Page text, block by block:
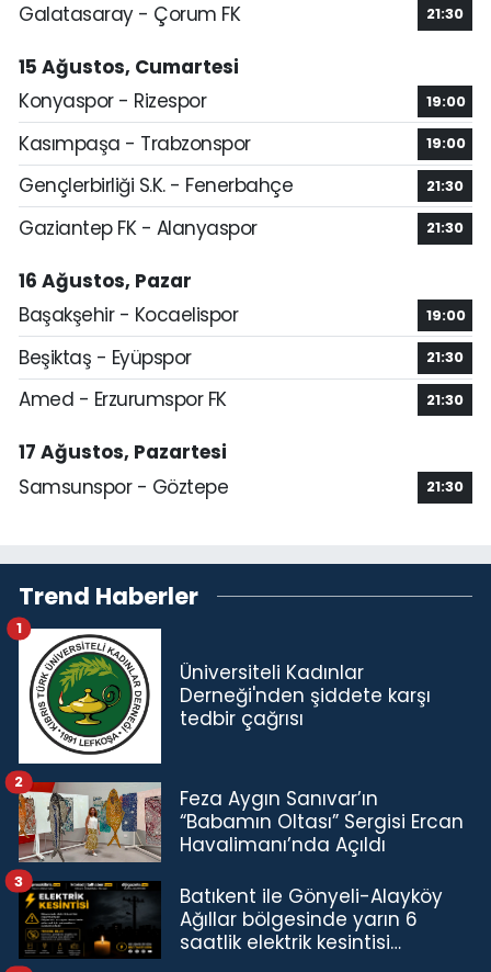
Galatasaray - Çorum FK
21:30
15 Ağustos, Cumartesi
Konyaspor - Rizespor
19:00
Kasımpaşa - Trabzonspor 19:00
Gençlerbirliği S.K. - Fenerbahçe 21:30
Gaziantep FK - Alanyaspor 21:30
16 Ağustos, Pazar
Başakşehir - Kocaelispor
19:00
Beşiktaş - Eyüpspor 21:30
Amed - Erzurumspor FK 21:30
17 Ağustos, Pazartesi
Samsunspor - Göztepe
21:30
Trend Haberler
Üniversiteli Kadınlar
Derneği'nden şiddete karşı
tedbir çağrısı
1
Feza Aygın Sanıvar’ın
“Babamın Oltası” Sergisi Ercan
Havalimanı’nda Açıldı
2
Batıkent ile Gönyeli-Alayköy
Ağıllar bölgesinde yarın 6
saatlik elektrik kesintisi…
3